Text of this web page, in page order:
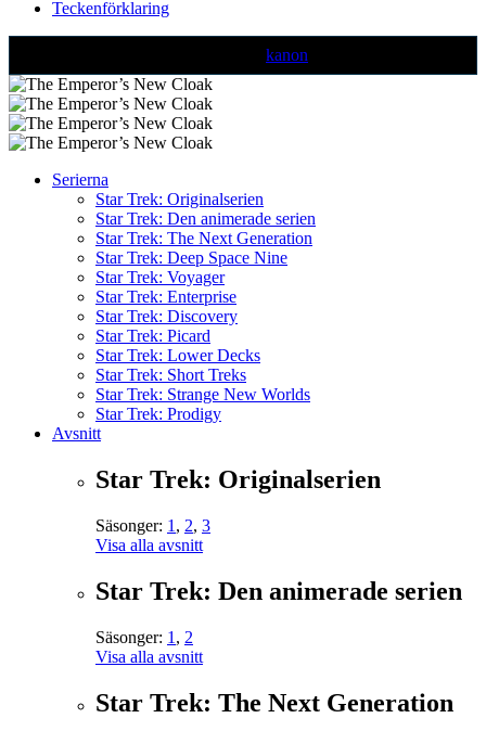
Teckenförklaring
kanon
Serierna
Star Trek: Originalserien
Star Trek: Den animerade serien
Star Trek: The Next Generation
Star Trek: Deep Space Nine
Star Trek: Voyager
Star Trek: Enterprise
Star Trek: Discovery
Star Trek: Picard
Star Trek: Lower Decks
Star Trek: Short Treks
Star Trek: Strange New Worlds
Star Trek: Prodigy
Avsnitt
Star Trek: Originalserien
Säsonger: 1 , 2, 3
Visa alla avsnitt
Star Trek: Den animerade serien
Säsonger: 1 , 2
Visa alla avsnitt
Star Trek: The Next Generation